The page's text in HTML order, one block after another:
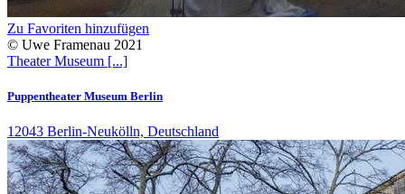
Zu Favoriten hinzufügen
© Uwe Framenau 2021
Theater Museum [...]
Puppentheater Museum Berlin
12043 Berlin-Neukölln, Deutschland